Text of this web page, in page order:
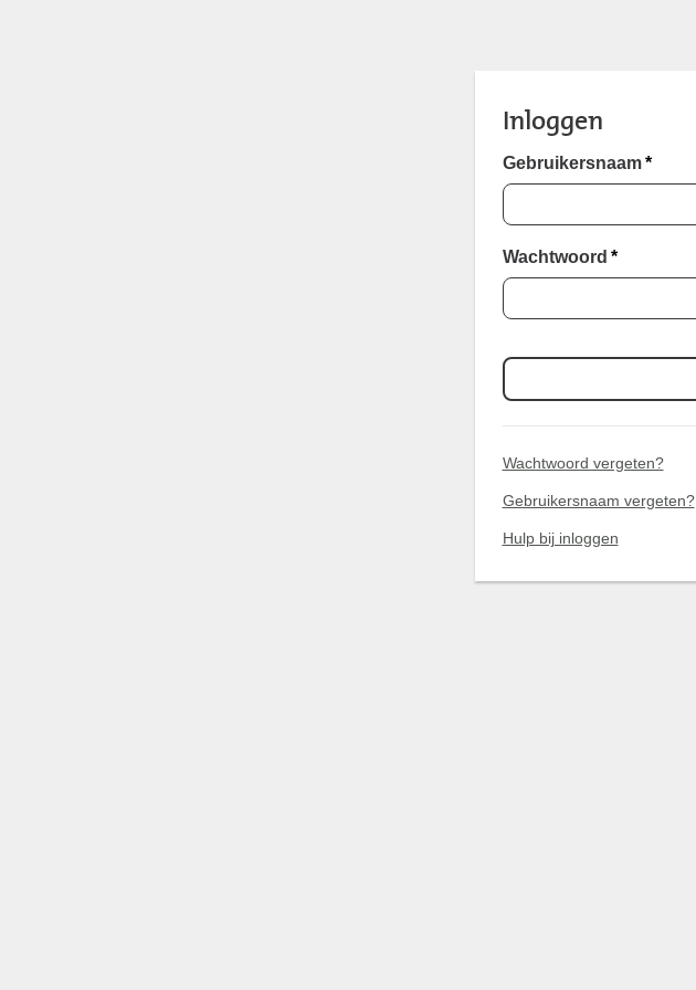
Inloggen
Gebruikersnaam *
Wachtwoord *
Wachtwoord vergeten?
Gebruikersnaam vergeten?
Hulp bij inloggen